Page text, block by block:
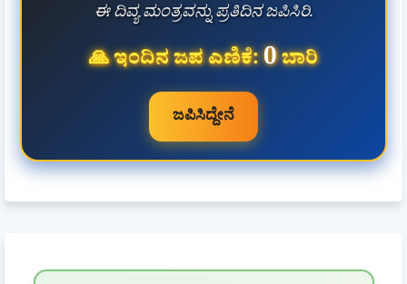
ಈ ದಿವ್ಯ ಮಂತ್ರವನ್ನು ಪ್ರತಿದಿನ ಜಪಿಸಿರಿ.
🙏 ಇಂದಿನ ಜಪ ಎಣಿಕೆ:0ಬಾರಿ
ಜಪಿಸಿದ್ದೇನೆ